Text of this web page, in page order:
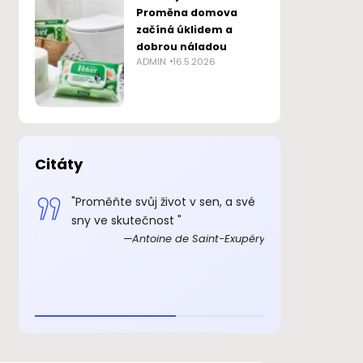
Proměna domova
začíná úklidem a
dobrou náladou
ADMIN 16.5.2026
Citáty
"Proměňte svůj život v sen, a své
sny ve skutečnost "
Antoine de Saint-Exupéry